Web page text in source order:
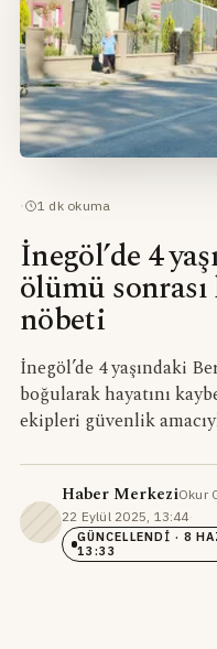
· 1 dk okuma
İnegöl’de 4
ölümü
nöbeti
İnegöl’de 4 yaşındaki
boğularak hayatını
ekipleri güvenlik
Haber MerkeziOkur
22 Eylül 2025, 13:44·
GÜNCELLENDI · 8
13:33